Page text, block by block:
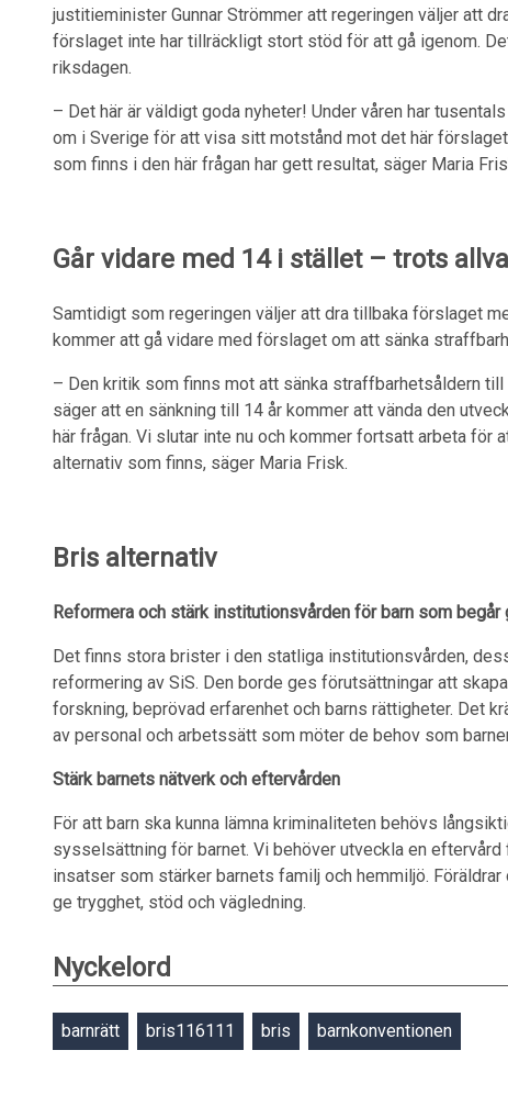
justitieminister Gunnar Strömmer att regeringen väljer att
förslaget inte har tillräckligt stort stöd för att gå igenom.
riksdagen.
– Det här är väldigt goda nyheter! Under våren har
om i Sverige för att visa sitt motstånd mot det här
som finns i den här frågan har gett resultat, säger Maria
Går vidare med 14 i stället – trots
Samtidigt som regeringen väljer att dra tillbaka förslaget
kommer att gå vidare med förslaget om att sänka
– Den kritik som finns mot att sänka straffbarhetsåldern till
säger att en sänkning till 14 år kommer att vända den
här frågan. Vi slutar inte nu och kommer fortsatt arbeta för
alternativ som finns, säger Maria Frisk.
Bris alternativ
Reformera och stärk institutionsvården för barn som begår
Det finns stora brister i den statliga institutionsvården,
reformering av SiS. Den borde ges förutsättningar att
forskning, beprövad erfarenhet och barns rättigheter. Det
av personal och arbetssätt som möter de behov som
Stärk barnets nätverk och eftervården
För att barn ska kunna lämna kriminaliteten behövs
sysselsättning för barnet. Vi behöver utveckla en
insatser som stärker barnets familj och hemmiljö.
ge trygghet, stöd och vägledning.
Nyckelord
barnrätt bris116111 bris barnkonventionen